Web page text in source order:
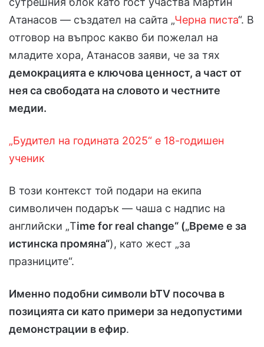
Атанасов — създател на сайта „Черна писта“. В
отговор на въпрос какво би пожелал на
младите хора, Атанасов заяви, че за тях
демокрацията е ключова ценност, а част от
нея са свободата на словото и честните
медии.
„Будител на годината 2025“ е 18-годишен
ученик
В този контекст той подари на екипа
символичен подарък — чаша с надпис на
английски „Time for real change“ („Време е за
истинска промяна“), като жест „за
празниците“.
Именно подобни символи bTV посочва в
позицията си като примери за недопустими
демонстрации в ефир.